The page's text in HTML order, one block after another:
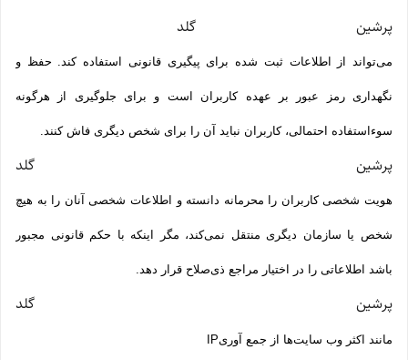
پرشین گلد
می‌تواند از اطلاعات ثبت شده برای پیگیری قانونی استفاده کند. حفظ و
نگهداری رمز عبور بر عهده کاربران است و برای جلوگیری از هرگونه
سوءاستفاده احتمالی، کاربران نباید آن را برای شخص دیگری فاش کنند.
پرشین گلد
هویت شخصی کاربران را محرمانه دانسته و اطلاعات شخصی آنان را به هیچ
شخص یا سازمان دیگری منتقل نمی‌کند، مگر اینکه با حکم قانونی مجبور
باشد اطلاعاتی را در اختیار مراجع ذی‌صلاح قرار دهد.
پرشین گلد
مانند اکثر وب سایت‌ها از جمع آوریIP